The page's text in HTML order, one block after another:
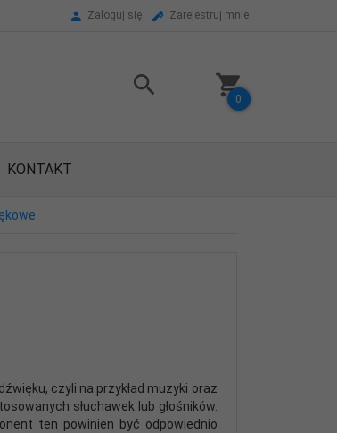
Zaloguj się Zarejestruj mnie
0
KONTAKT
czyli na przykład muzyki oraz
słuchawek lub głośników.
ten powinien być odpowiednio